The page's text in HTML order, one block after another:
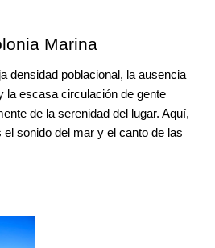
Marina
densidad poblacional, la ausencia
la escasa circulación de gente
de la serenidad del lugar. Aquí,
el sonido del mar y el canto de las